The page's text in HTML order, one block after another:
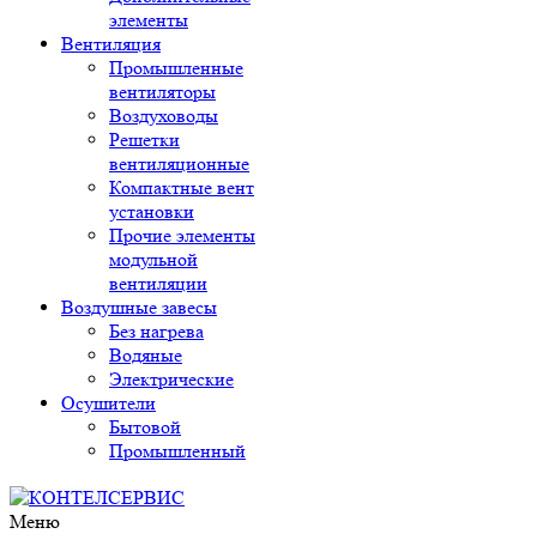
элементы
Вентиляция
Промышленные
вентиляторы
Воздуховоды
Решетки
вентиляционные
Компактные вент
установки
Прочие элементы
модульной
вентиляции
Воздушные завесы
Без нагрева
Водяные
Электрические
Осушители
Бытовой
Промышленный
Меню